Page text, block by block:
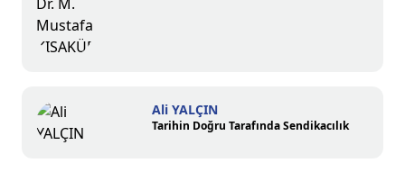
Ali YALÇIN
Tarihin Doğru Tarafında Sendikacılık